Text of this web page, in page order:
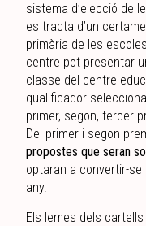
sistema d’elecció de
es tracta d’un
primària de les
centre pot presentar
classe del centre
qualificador
primer, segon, tercer
Del primer i segon
propostes que seran
optaran a convertir-se
any.
Els lemes dels